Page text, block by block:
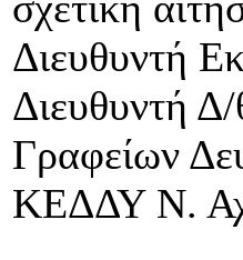
Διευθυντή
Διευθυντή
Γραφείων
ΚΕΔΔΥ Ν.